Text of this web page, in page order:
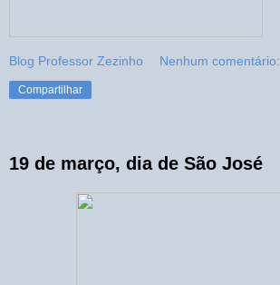
Blog Professor Zezinho Nenhum comentário:
Compartilhar
19 de março, dia de São José